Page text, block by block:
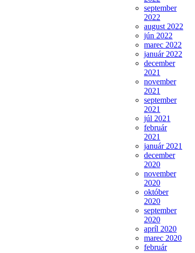
september
2022
august 2022
jún 2022
marec 2022
január 2022
december
2021
november
2021
september
2021
júl 2021
február
2021
január 2021
december
2020
november
2020
október
2020
september
2020
apríl 2020
marec 2020
február